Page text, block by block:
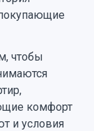
чтобы
комфорт
и условия